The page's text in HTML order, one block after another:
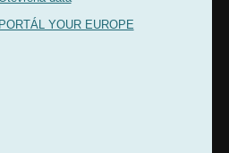
PORTÁL YOUR EUROPE